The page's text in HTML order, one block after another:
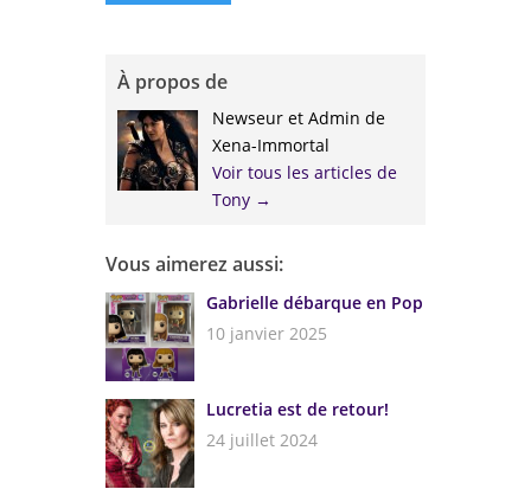
À propos de
Newseur et Admin de
Xena-Immortal
Voir tous les articles de
Tony →
Vous aimerez aussi:
Gabrielle débarque en Pop
10 janvier 2025
Lucretia est de retour!
24 juillet 2024